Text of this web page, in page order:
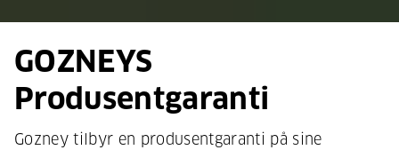
GOZNEYS
Produsentgaranti
Gozney tilbyr en produsentgaranti på sine